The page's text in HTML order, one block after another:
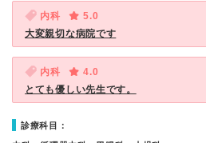
内科
5.0
大変親切な病院です
内科
4.0
とても優しい先生です。
診療科目：